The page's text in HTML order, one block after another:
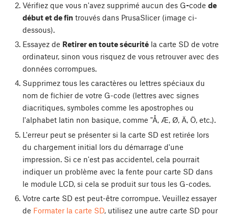
Vérifiez que vous n'avez supprimé aucun des G-code de
début et de fintrouvés dans PrusaSlicer (image ci-
dessous).
Essayez de Retirer en toute sécuritéla carte SD de votre
ordinateur, sinon vous risquez de vous retrouver avec des
données corrompues.
Supprimez tous les caractères ou lettres spéciaux du
nom de fichier de votre G-code (lettres avec signes
diacritiques, symboles comme les apostrophes ou
l'alphabet latin non basique, comme "Å, Æ, Ø, Ä, Ö, etc.).
L'erreur peut se présenter si la carte SD est retirée lors
du chargement initial lors du démarrage d'une
impression. Si ce n'est pas accidentel, cela pourrait
indiquer un problème avec la fente pour carte SD dans
le module LCD, si cela se produit sur tous les G-codes.
Votre carte SD est peut-être corrompue. Veuillez essayer
de Formater la carte SD, utilisez une autre carte SD pour